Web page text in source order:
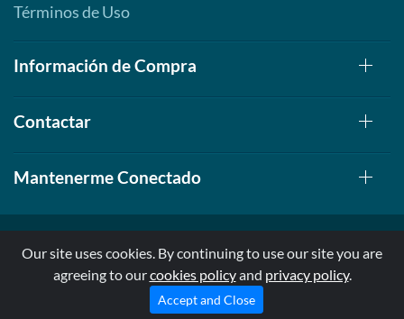
Términos de Uso
Información de Compra
Contactar
Mantenerme Conectado
© 1999-2026, AllStarHealth.com | All Rights Reserved
* Estas declaraciones no han sido evaluadas por la FDA
Our site uses cookies. By continuing to use our site you are
agreeing to ourcookies policyand privacy policy.
Accept and Close